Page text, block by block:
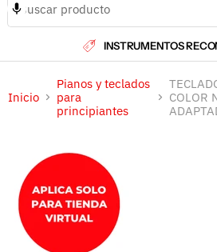
INSTRUMENTOS
Inicio
Pianos y teclados
para
principiantes
COLOR